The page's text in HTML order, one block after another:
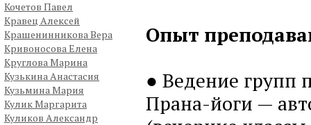
Кочетов Павел
Кравец Алексей
Крашенинникова Вера
Кривоносова Елена
Круглова Марина
Кузькина Анастасия
Кузьмина Мария
Кулик Маргарита
Куликов Александр
Опыт
● Ведение групп
Прана-йоги —